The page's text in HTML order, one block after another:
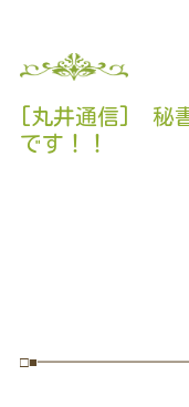
[丸井通信] 秘
です！！